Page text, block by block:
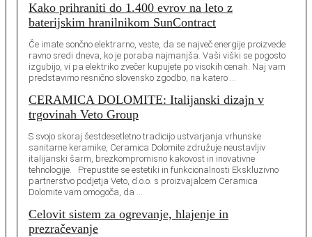
Kako prihraniti do 1.400 evrov na leto z
baterijskim hranilnikom SunContract
Če imate sončno elektrarno, veste, da se največ energije proizvede
ravno sredi dneva, ko je poraba najmanjša. Vaši viški se pogosto
izgubijo, vi pa elektriko zvečer kupujete po visokih cenah. Naj vam
predstavimo resnično slovensko zgodbo, na katero …
CERAMICA DOLOMITE: Italijanski dizajn v
trgovinah Veto Group
S svojo skoraj šestdesetletno tradicijo ustvarjanja vrhunske
sanitarne keramike, Ceramica Dolomite združuje neustavljiv
italijanski šarm, brezkompromisno kakovost in inovativne
tehnologije. Prepustite se estetiki in funkcionalnosti Ekskluzivno
partnerstvo podjetja Veto, d.o.o. s proizvajalcem Ceramica
Dolomite vam omogoča, da …
Celovit sistem za ogrevanje, hlajenje in
prezračevanje